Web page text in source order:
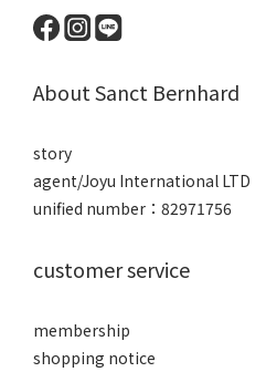
About Sanct Bernhard
story
agent/Joyu International LTD
unified number：82971756
customer service
membership
shopping notice